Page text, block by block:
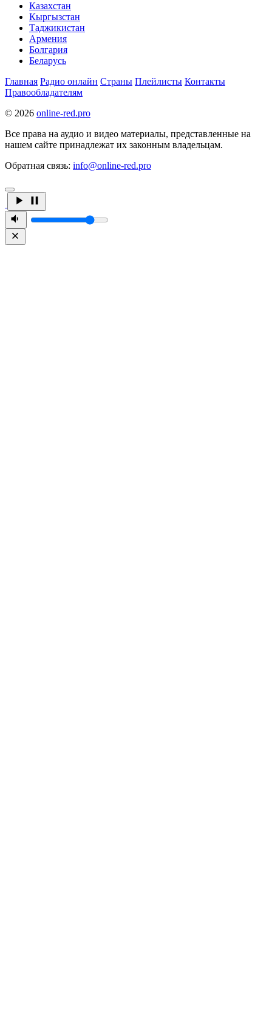
Казахстан
Кыргызстан
Таджикистан
Армения
Болгария
Беларусь
Главная Радио онлайн Страны Плейлисты Контакты
Правообладателям
© 2026 online-red.pro
Все права на аудио и видео материалы, представленные на
нашем сайте принадлежат их законным владельцам.
Обратная связь: info@online-red.pro